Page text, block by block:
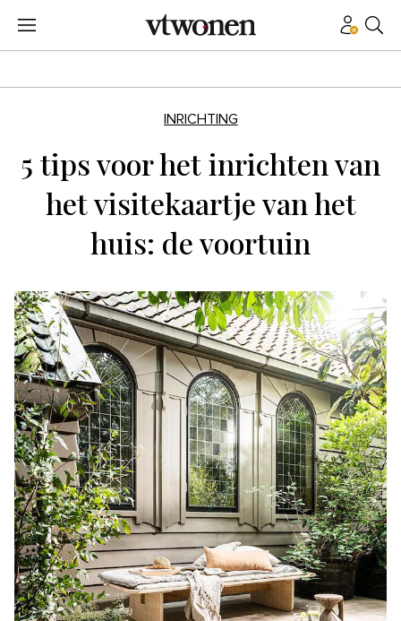
INRICHTING
5 tips voor het inrichten van
het visitekaartje van het
huis: de voortuin